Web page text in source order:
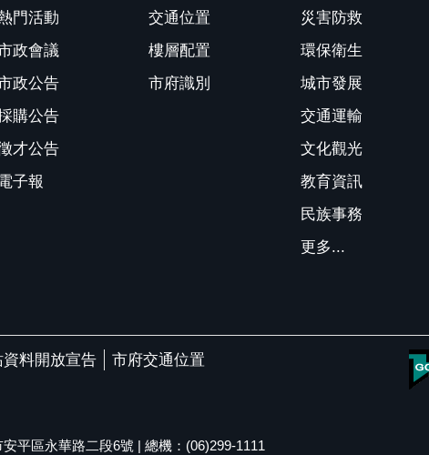
門活動
政會議
政公告
購公告
才公告
子報
交通位置
樓層配置
市府識別
災害防救
環保衛生
城市發展
交通運輸
文化觀光
教育資訊
民族事務
更多...
資料開放宣告
市府交通位置
平區永華路二段6號 | 總機：(06)299-1111